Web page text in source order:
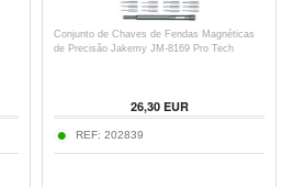
Conjunto de Chaves de Fendas Magnéticas
de Precisão Jakemy JM-8169 Pro Tech
26,30EUR
REF: 202839